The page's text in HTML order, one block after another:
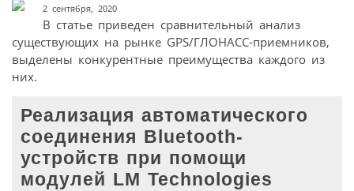
2 сентября, 2020
В статье приведен сравнительный анализ
существующих на рынке GPS/ГЛОНАСС-приемников,
выделены конкурентные преимущества каждого из
них.
Реализация автоматического
соединения Bluetooth-
устройств при помощи
модулей LM Technologies